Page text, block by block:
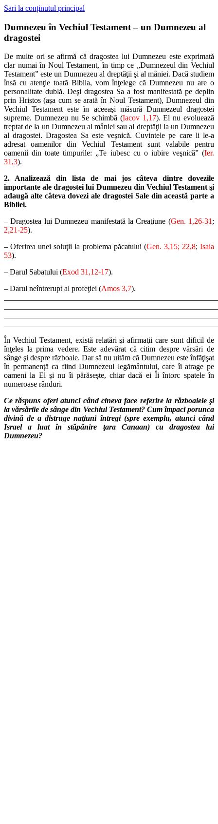
Sari la conținutul principal
Dumnezeu în Vechiul Testament – un Dumnezeu al
dragostei
De multe ori se afirmă că dragostea lui Dumnezeu este exprimată
clar numai în Noul Testament, în timp ce „Dumnezeul din Vechiul
Testament” este un Dumnezeu al dreptăţii şi al mâniei. Dacă studiem
însă cu atenţie toată Biblia, vom înţelege că Dumnezeu nu are o
personalitate dublă. Deşi dragostea Sa a fost manifestată pe deplin
prin Hristos (aşa cum se arată în Noul Testament), Dumnezeul din
Vechiul Testament este în aceeaşi măsură Dumnezeul dragostei
supreme. Dumnezeu nu Se schimbă (Iacov 1,17). El nu evoluează
treptat de la un Dumnezeu al mâniei sau al dreptăţii la un Dumnezeu
al dragostei. Dragostea Sa este veşnică. Cuvintele pe care li le-a
adresat oamenilor din Vechiul Testament sunt valabile pentru
oamenii din toate timpurile: „Te iubesc cu o iubire veşnică” (Ier.
31,3).
2. Analizează din lista de mai jos câteva dintre dovezile
importante ale dragostei lui Dumnezeu din Vechiul Testament şi
adaugă alte câteva dovezi ale dragostei Sale din această parte a
Bibliei.
– Dragostea lui Dumnezeu manifestată la Creaţiune (Gen. 1,26-31;
2,21-25).
– Oferirea unei soluţii la problema păcatului (Gen. 3,15; 22,8;Isaia
53).
– Darul Sabatului (Exod 31,12-17).
– Darul neîntrerupt al profeţiei (Amos 3,7).
În Vechiul Testament, există relatări şi afirmaţii care sunt dificil de
înţeles la prima vedere. Este adevărat că citim despre vărsări de
sânge şi despre războaie. Dar să nu uităm că Dumnezeu este înfăţişat
în permanenţă ca fiind Dumnezeul legământului, care îi atrage pe
oameni la El şi nu îi părăseşte, chiar dacă ei Îi întorc spatele în
numeroase rânduri.
Ce răspuns oferi atunci când cineva face referire la războaiele şi
la vărsările de sânge din Vechiul Testament? Cum împaci porunca
divină de a distruge naţiuni întregi (spre exemplu, atunci când
Israel a luat în stăpânire ţara Canaan) cu dragostea lui
Dumnezeu?